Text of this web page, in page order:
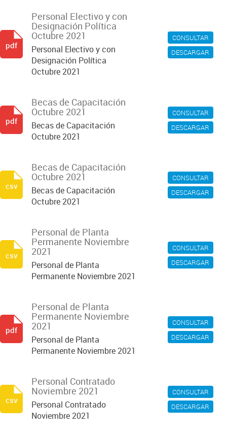
CONSULTAR
DESCARGAR
Personal Electivo y con
Designación Política
Octubre 2021
Personal Electivo y con
Designación Política
Octubre 2021
pdf
CONSULTAR
DESCARGAR
Becas de Capacitación
Octubre 2021
Becas de Capacitación
Octubre 2021
pdf
CONSULTAR
DESCARGAR
Becas de Capacitación
Octubre 2021
Becas de Capacitación
Octubre 2021
csv
CONSULTAR
DESCARGAR
Personal de Planta
Permanente Noviembre
2021
Personal de Planta
Permanente Noviembre 2021
csv
CONSULTAR
DESCARGAR
Personal de Planta
Permanente Noviembre
2021
Personal de Planta
Permanente Noviembre 2021
pdf
CONSULTAR
DESCARGAR
Personal Contratado
Noviembre 2021
Personal Contratado
Noviembre 2021
csv